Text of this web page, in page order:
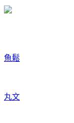
魚鬆
丸文